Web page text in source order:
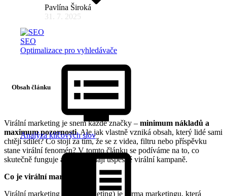
SEO
Optimalizace pro vyhledávače
Analýza klíčových slov
Pavlína Široká
31. 7. 2025
Obsah článku
Virální marketing je snem každé značky – minimum nákladů a
maximum pozornosti. Ale jak vlastně vzniká obsah, který lidé sami
chtějí sdílet? Co stojí za tím, že se z videa, filtru nebo příspěvku
stane virální fenomén? V tomto článku se podíváme na to, co
skutečně funguje a jak vypadají úspěšné virální kampaně.
Co je virální marketing?
Virální marketing (viral marketing) je forma marketingu, která